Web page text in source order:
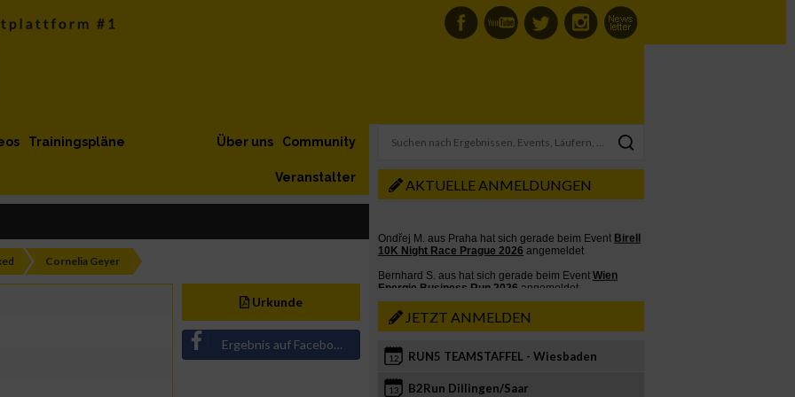
Trainingspläne Community
Über uns
Veranstalter
Cornelia Geyer
Urkunde
Ergebnis auf Facebook teilen
AKTUELLE ANMELDUNGEN
JETZT ANMELDEN
12 RUN5 TEAMSTAFFEL - Wiesbaden
13 B2Run Dillingen/Saar